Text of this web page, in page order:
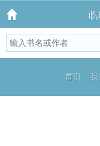
首页 我